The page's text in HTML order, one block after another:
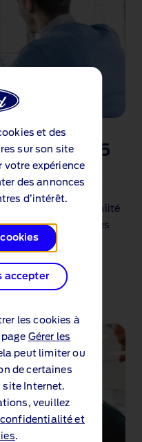
et des
sur son site
votre expérience
des annonces
d’intérêt.
accepter
les cookies à
Gérer les
peut limiter ou
de certaines
Internet.
veuillez
confidentialité et
.
2025
attribue aux
en fonction de 4
les mesures d’égalité
hommes au sein des